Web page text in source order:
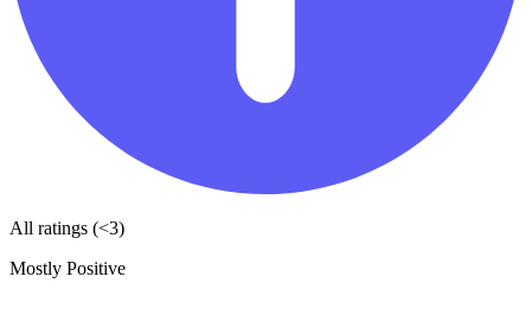
All ratings (<3)
Mostly Positive